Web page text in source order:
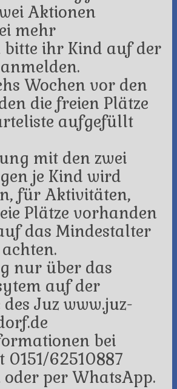
Aktionen
mehr
bitte ihr Kind auf der
Wochen vor den
die freien Plätze
aufgefüllt
mit den zwei
je Kind wird
für Aktivitäten,
Plätze vorhanden
das Mindestalter
nur über das
auf der
Juz www.juz-
bei
62510887
per WhatsApp.